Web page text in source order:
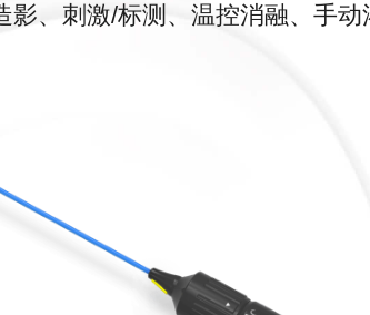
影、刺激/标测、温控消融、手动